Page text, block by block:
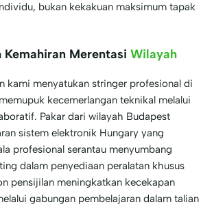
bukan kekakuan maksimum tapak
Kemahiran Merentasi Wilayah
kami menyatukan stringer profesional di
kecemerlangan teknikal melalui
Pakar dari wilayah Budapest
sistem elektronik Hungary yang
profesional serantau menyumbang
dalam penyediaan peralatan khusus
pensijilan meningkatkan kecekapan
gabungan pembelajaran dalam talian